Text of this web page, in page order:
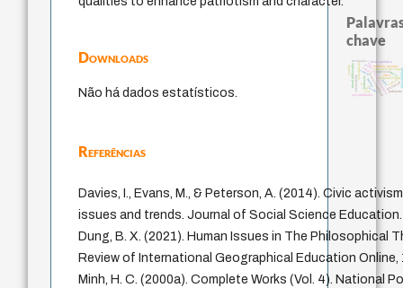
Downloads
Não há dados estatísticos.
Referências
Davies, I., Evans, M., & Peterson, A. (2014). Civic
issues and trends. Journal of Social Science Education.
Dung, B. X. (2021). Human Issues in The Philosophical
Review of International Geographical Education Online,
Minh, H. C. (2000a). Complete Works (Vol. 4). National
chave
immanuel kant
código da dinastia nguyen gosto
juízo
sensus communis
formação
education ideology
redução
mulher
poppermodelos mentais
carnap
constituição
totalização
nome
física quântica
possibilidades
judaísmo
revelação
coletividade
impessoal
ren
ética.
levinas
moral philosophy yi
li
sentido